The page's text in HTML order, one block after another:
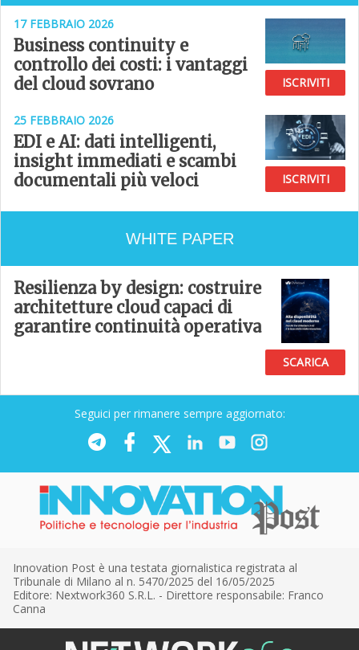
17 FEBBRAIO 2026
Business continuity e
controllo dei costi: i vantaggi
del cloud sovrano
ISCRIVITI
25 FEBBRAIO 2026
EDI e AI: dati intelligenti,
insight immediati e scambi
documentali più veloci
ISCRIVITI
WHITE PAPER
Resilienza by design: costruire
architetture cloud capaci di
garantire continuità operativa
SCARICA
Seguici per rimanere sempre aggiornato:
Innovation Post è una testata giornalistica registrata al
Tribunale di Milano al n. 5470/2025 del 16/05/2025
Editore: Nextwork360 S.R.L. - Direttore responsabile: Franco
Canna